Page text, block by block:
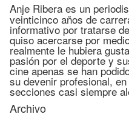
Anje Ribera es un
veinticinco años de
informativo por tratarse
quiso acercarse por
realmente le hubiera
pasión por el deporte y
cine apenas se han
su devenir profesional,
secciones casi siempre
Archivo